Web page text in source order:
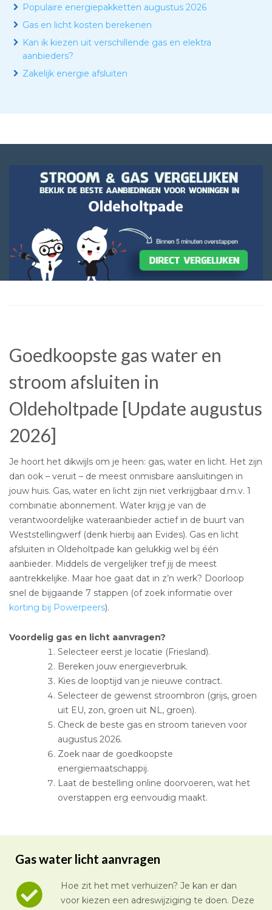
Populaire energiepakketten augustus 2026
Gas en licht kosten berekenen
Kan ik kiezen uit verschillende gas en elektra
aanbieders?
Zakelijk energie afsluiten
Goedkoopste gas water en
stroom afsluiten in
Oldeholtpade [Update augustus
2026]
Je hoort het dikwijls om je heen: gas, water en licht. Het zijn
dan ook – veruit – de meest onmisbare aansluitingen in
jouw huis. Gas, water en licht zijn niet verkrijgbaar d.m.v. 1
combinatie abonnement. Water krijg je van de
verantwoordelijke wateraanbieder actief in de buurt van
Weststellingwerf (denk hierbij aan Evides). Gas en licht
afsluiten in Oldeholtpade kan gelukkig wel bij één
aanbieder. Middels de vergelijker tref jij de meest
aantrekkelijke. Maar hoe gaat dat in z’n werk? Doorloop
snel de bijgaande 7 stappen (of zoek informatie over
korting bij Powerpeers).
Voordelig gas en licht aanvragen?
Selecteer eerst je locatie (Friesland).
Bereken jouw energieverbruik.
Kies de looptijd van je nieuwe contract.
Selecteer de gewenst stroombron (grijs, groen
uit EU, zon, groen uit NL, groen).
Check de beste gas en stroom tarieven voor
augustus 2026.
Zoek naar de goedkoopste
energiemaatschappij.
Laat de bestelling online doorvoeren, wat het
overstappen erg eenvoudig maakt.
Gas water licht aanvragen
Hoe zit het met verhuizen? Je kan er dan
voor kiezen een adreswijziging te doen. Deze